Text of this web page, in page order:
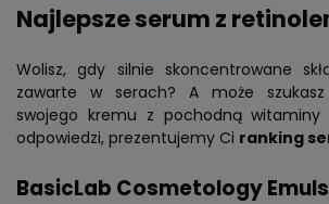
Najlepsze serum z
Wolisz, gdy silnie skoncentrowane
zawarte w serach? A może szukasz
swojego kremu z pochodną witaminy
odpowiedzi, prezentujemy Ci ranking
BasicLab Cosmetology